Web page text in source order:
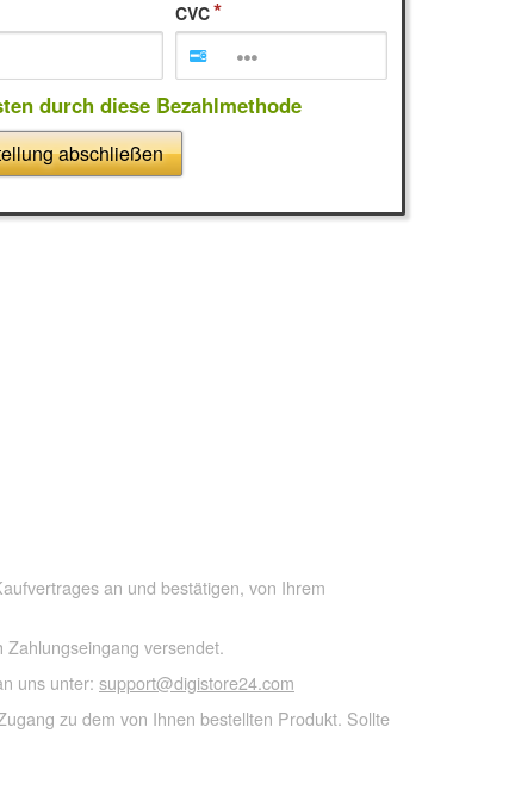
CVC
durch diese Bezahlmethode
abschließen
an und bestätigen, von Ihrem
versendet.
uns unter: support@digistore24.com
zu dem von Ihnen bestellten Produkt. Sollte